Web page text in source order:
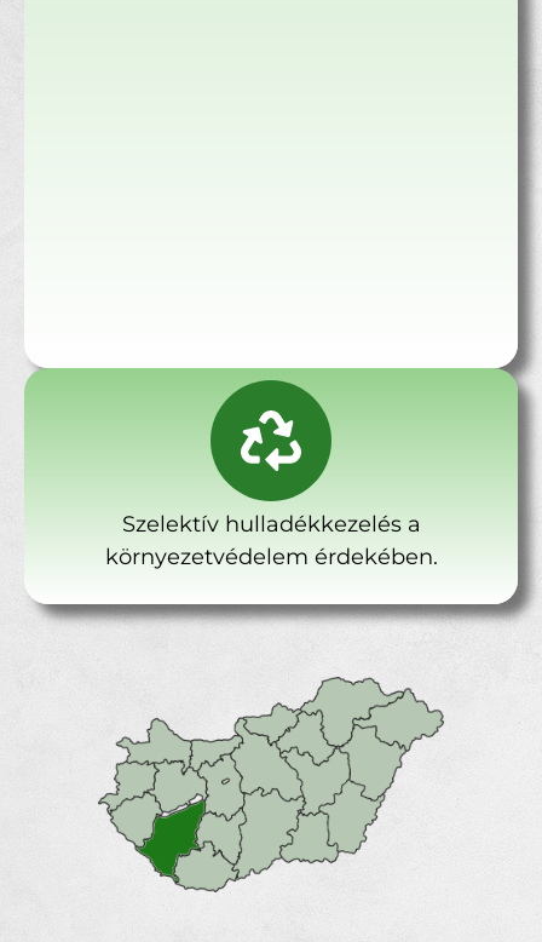
Szelektív hulladékkezelés a
környezetvédelem érdekében.